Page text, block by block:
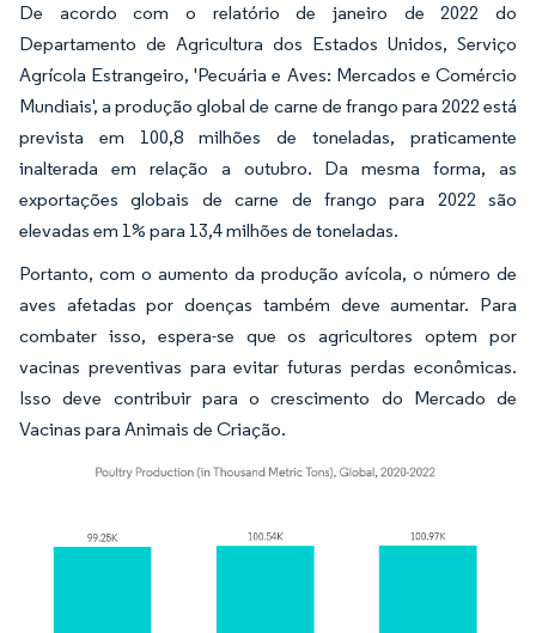
De acordo com o relatório de janeiro de 2022 do
Departamento de Agricultura dos Estados Unidos, Serviço
Agrícola Estrangeiro, 'Pecuária e Aves: Mercados e Comércio
Mundiais', a produção global de carne de frango para 2022 está
prevista em 100,8 milhões de toneladas, praticamente
inalterada em relação a outubro. Da mesma forma, as
exportações globais de carne de frango para 2022 são
elevadas em 1% para 13,4 milhões de toneladas.
Portanto, com o aumento da produção avícola, o número de
aves afetadas por doenças também deve aumentar. Para
combater isso, espera-se que os agricultores optem por
vacinas preventivas para evitar futuras perdas econômicas.
Isso deve contribuir para o crescimento do Mercado de
Vacinas para Animais de Criação.